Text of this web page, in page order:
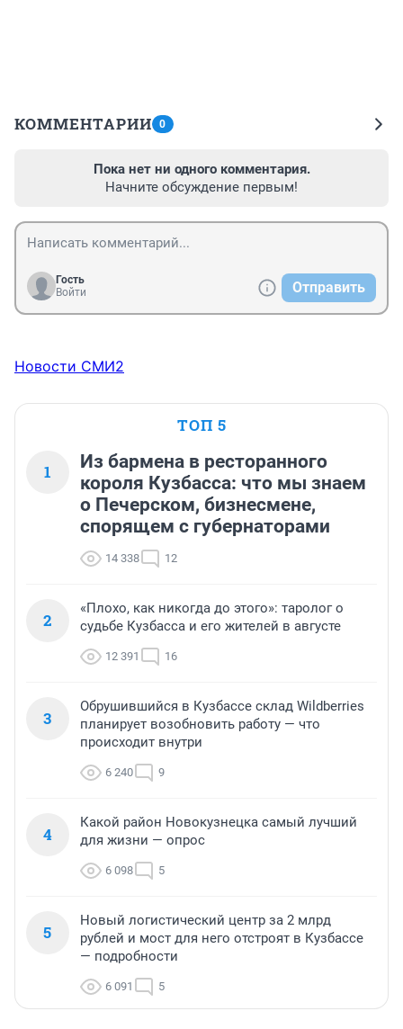
КОММЕНТАРИИ 0
Пока нет ни одного комментария.
Начните обсуждение первым!
Гость
Войти
Отправить
Новости СМИ2
ТОП 5
1
Из бармена в ресторанного
короля Кузбасса: что мы знаем
о Печерском, бизнесмене,
спорящем с губернаторами
14 338 12
2
«Плохо, как никогда до этого»: таролог о
судьбе Кузбасса и его жителей в августе
12 391 16
3
Обрушившийся в Кузбассе склад Wildberries
планирует возобновить работу — что
происходит внутри
6 240 9
4
Какой район Новокузнецка самый лучший
для жизни — опрос
6 098 5
5
Новый логистический центр за 2 млрд
рублей и мост для него отстроят в Кузбассе
— подробности
6 091 5